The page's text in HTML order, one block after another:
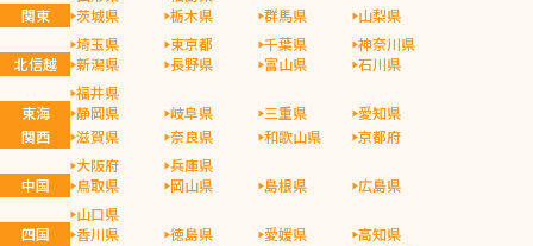
関東
茨城県 栃木県 群馬県
山梨県
埼玉県
東京都 千葉県
神奈川県
北信越
新潟県 長野県 富山県
石川県
福井県
東海
静岡県 岐阜県 三重県
愛知県
関西
滋賀県 奈良県 和歌山県
京都府
大阪府
兵庫県
中国
鳥取県 岡山県 島根県
広島県
山口県
四国
香川県 徳島県 愛媛県
高知県